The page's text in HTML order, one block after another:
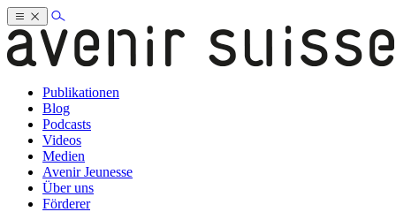
Publikationen
Blog
Podcasts
Videos
Medien
Avenir Jeunesse
Über uns
Förderer